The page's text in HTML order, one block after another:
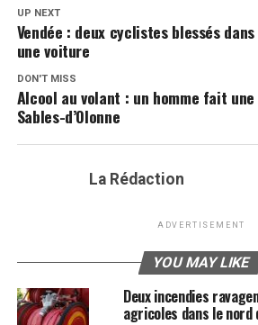
UP NEXT
Vendée : deux cyclistes blessés
une voiture
DON'T MISS
Alcool au volant : un homme fait
Sables-d’Olonne
La Rédaction
ADVERTISEMENT
YOU MAY LIKE
Deux incendies
agricoles dans le nord